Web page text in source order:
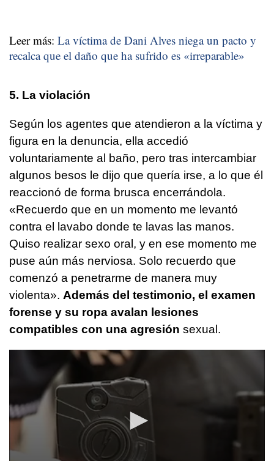
Leer más: La víctima de Dani Alves niega un pacto y
recalca que el daño que ha sufrido es «irreparable»
5. La violación
Según los agentes que atendieron a la víctima y
figura en la denuncia, ella accedió
voluntariamente al baño, pero tras intercambiar
algunos besos le dijo que quería irse, a lo que él
reaccionó de forma brusca encerrándola.
«Recuerdo que en un momento me levantó
contra el lavabo donde te lavas las manos.
Quiso realizar sexo oral, y en ese momento me
puse aún más nerviosa. Solo recuerdo que
comenzó a penetrarme de manera muy
violenta». Además del testimonio, el examen
forense y su ropa avalan lesiones
compatibles con una agresión sexual.
4
seconds